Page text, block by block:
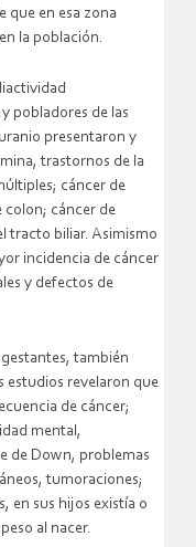
que en esa zona
la población.
pobladores de las
presentaron y
trastornos de la
cáncer de
colon; cáncer de
tracto biliar. Asimismo
incidencia de cáncer
y defectos de
también
estudios revelaron que
de cáncer;
mental,
de Down, problemas
tumoraciones;
en sus hijos existía o
al nacer.